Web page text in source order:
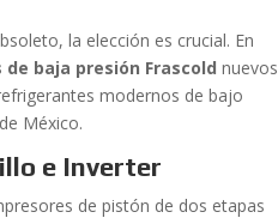
la elección es crucial. En
baja presión Frascold nuevos
modernos de bajo
México.
e Inverter
de pistón de dos etapas